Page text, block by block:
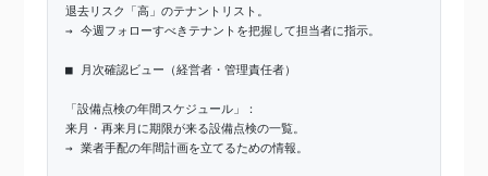
退去リスク「高」のテナントリスト。
→ 今週フォローすべきテナントを把握して担当者に指示。
■ 月次確認ビュー（経営者・管理責任者）
「設備点検の年間スケジュール」：
来月・再来月に期限が来る設備点検の一覧。
→ 業者手配の年間計画を立てるための情報。